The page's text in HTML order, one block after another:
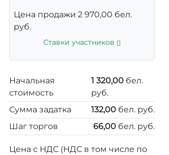
Цена продажи 2 970,00 бел.
руб.
Ставки участников
Начальная
стоимость
1 320,00 бел.
руб.
Сумма задатка
132,00 бел. руб.
Шаг торгов
66,00 бел. руб.
Цена с НДС (НДС в том числе по